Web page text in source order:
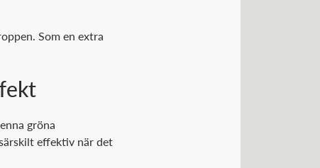
Som en extra
gröna
effektiv när det